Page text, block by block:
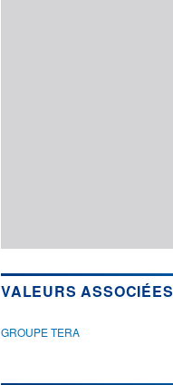
VALEURS ASSOCIÉES
GROUPE TERA